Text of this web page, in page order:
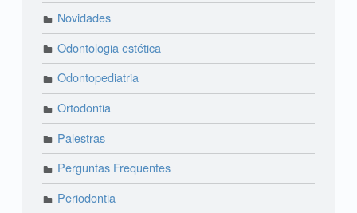
Novidades
Odontologia estética
Odontopediatria
Ortodontia
Palestras
Perguntas Frequentes
Periodontia